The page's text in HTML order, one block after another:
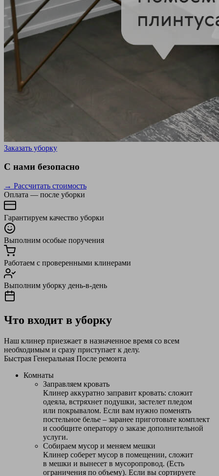
Заказать уборку
С нами безопасно
→ Рассчитать стоимость
Оплата — после уборки
Гарантируем качество уборки
Выполним особые поручения
Работаем с проверенными клинерами
Выполним уборку день-в-день
Что входит в уборку
Наш клинер приезжает в назначенное время со всем
необходимым и сразу приступает к делу.
Быстрая Генеральная После ремонта
Комнаты
Заправляем кровать
Клинер аккуратно заправит кровать: сложит
одеяла, встряхнет подушки, застелет пледом
или покрывалом. Если вам нужно поменять
постельное белье – заранее приготовьте комплект
и сообщите оператору о заказе дополнительной
услуги.
Собираем мусор и меняем мешки
Клинер соберет мусор в помещении, сложит
в мешки и вынесет в мусоропровод. (Есть
ограничения по объему). Если вы сортируете